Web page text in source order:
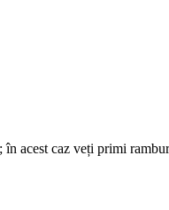
acest caz veți primi